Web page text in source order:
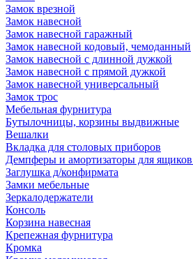
Замок врезной
Замок навесной
Замок навесной гаражный
Замок навесной кодовый, чемоданный
Замок навесной с длинной дужкой
Замок навесной с прямой дужкой
Замок навесной универсальный
Замок трос
Мебельная фурнитура
Бутылочницы, корзины выдвижные
Вешалки
Вкладка для столовых приборов
Демпферы и амортизаторы для
Заглушка д/конфирмата
Замки мебельные
Зеркалодержатели
Консоль
Корзина навесная
Крепежная фурнитура
Кромка